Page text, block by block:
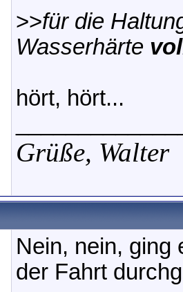
>>für die
Wasserhärte
hört, hört...
Grüße, Walter
Nein, nein, ging
der Fahrt